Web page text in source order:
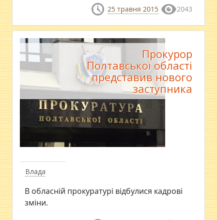
25 травня 2015 2043
Влада
Прокурор
Полтавської області
представив нового
заступника
В обласній прокуратурі відбулися кадрові
зміни.